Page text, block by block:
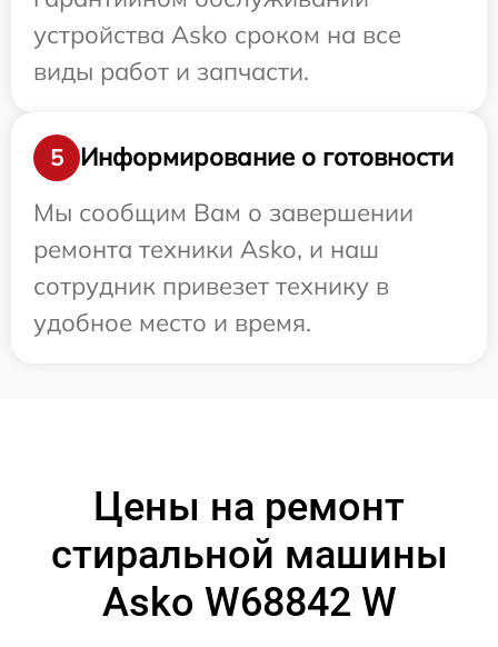
устройства Asko сроком на все
виды работ и запчасти.
5
Информирование о готовности
Мы сообщим Вам о завершении
ремонта техники Asko, и наш
сотрудник привезет технику в
удобное место и время.
Цены на ремонт
стиральной машины
Asko W68842 W